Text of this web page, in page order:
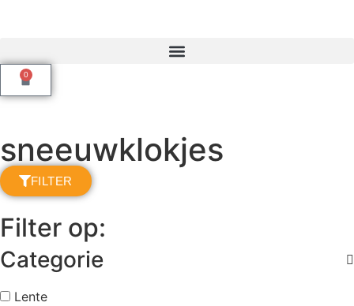
0
sneeuwklokjes
FILTER
Filter op:
Categorie
Lente